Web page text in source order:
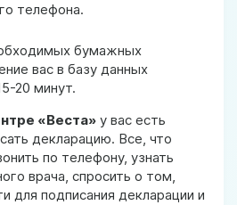
телефона.
бумажных
вас в базу данных
20 минут.
«Веста» у вас есть
декларацию. Все, что
по телефону, узнать
врача, спросить о том,
для подписания декларации и